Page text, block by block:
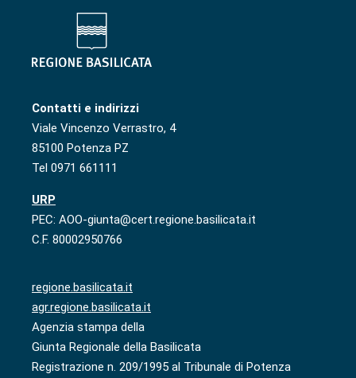
Contatti e indirizzi
Viale Vincenzo Verrastro, 4
85100 Potenza PZ
Tel 0971 661111
URP
PEC: AOO-giunta@cert.regione.basilicata.it
C.F. 80002950766
regione.basilicata.it
agr.regione.basilicata.it
Agenzia stampa della
Giunta Regionale della Basilicata
Registrazione n. 209/1995 al Tribunale di Potenza